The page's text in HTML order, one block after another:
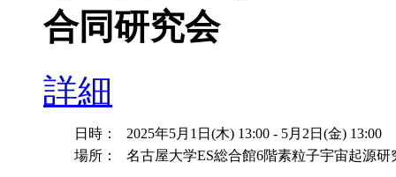
合同研究会
詳細
日時：
2025年5月1日(木) 13:00 - 5月2日(金) 13:00
場所：
名古屋大学ES総合館6階素粒子宇宙起源